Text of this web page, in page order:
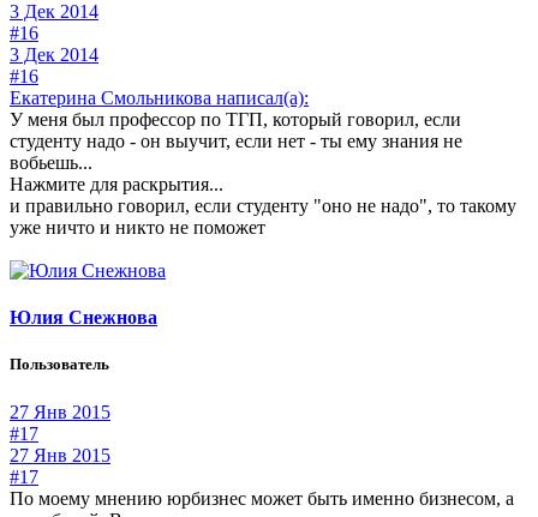
3 Дек 2014
#16
3 Дек 2014
#16
Екатерина Смольникова написал(а):
У меня был профессор по ТГП, который говорил, если
студенту надо - он выучит, если нет - ты ему знания не
вобьешь...
Нажмите для раскрытия...
и правильно говорил, если студенту "оно не надо", то такому
уже ничто и никто не поможет
Юлия Снежнова
Пользователь
27 Янв 2015
#17
27 Янв 2015
#17
По моему мнению юрбизнес может быть именно бизнесом, а